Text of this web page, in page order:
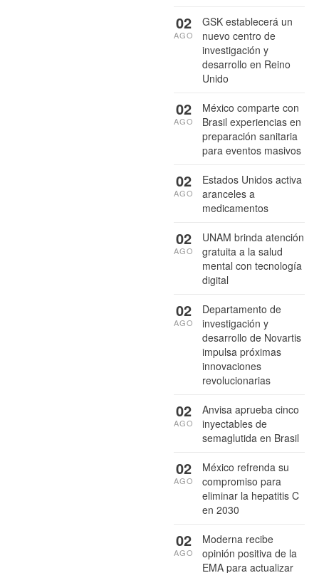
GSK establecerá un
nuevo centro de
investigación y
desarrollo en Reino
Unido
02
AGO
México comparte con
Brasil experiencias en
preparación sanitaria
para eventos masivos
02
AGO
Estados Unidos activa
aranceles a
medicamentos
02
AGO
UNAM brinda atención
gratuita a la salud
mental con tecnología
digital
02
AGO
Departamento de
investigación y
desarrollo de Novartis
impulsa próximas
innovaciones
revolucionarias
02
AGO
Anvisa aprueba cinco
inyectables de
semaglutida en Brasil
02
AGO
México refrenda su
compromiso para
eliminar la hepatitis C
en 2030
02
AGO
Moderna recibe
opinión positiva de la
EMA para actualizar
02
AGO